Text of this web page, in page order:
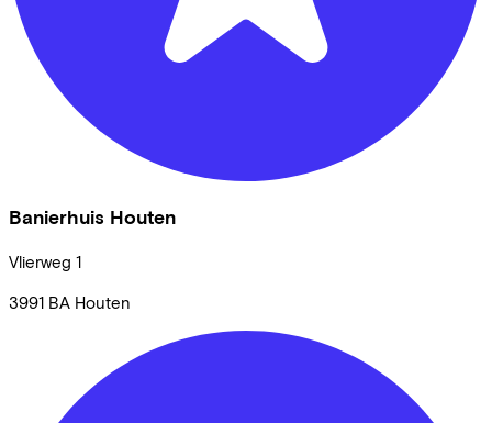
Banierhuis Houten
Vlierweg 1
3991 BA Houten